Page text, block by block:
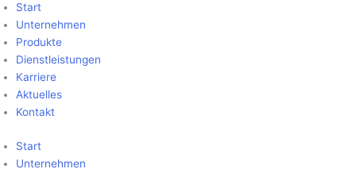
Start
Unter­nehmen
Produkte
Dienst­leistungen
Karriere
Aktuelles
Kontakt
Start
Unter­nehmen